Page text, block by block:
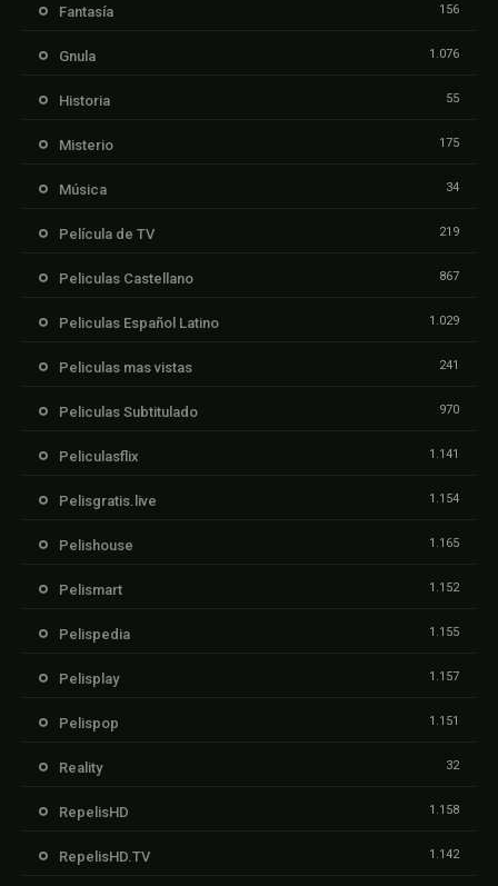
Fantasía 156
Gnula 1.076
Historia 55
Misterio 175
Música 34
Película de TV 219
Peliculas Castellano 867
Peliculas Español Latino 1.029
Peliculas mas vistas 241
Peliculas Subtitulado 970
Peliculasflix 1.141
Pelisgratis.live 1.154
Pelishouse 1.165
Pelismart 1.152
Pelispedia 1.155
Pelisplay 1.157
Pelispop 1.151
Reality 32
RepelisHD 1.158
RepelisHD.TV 1.142